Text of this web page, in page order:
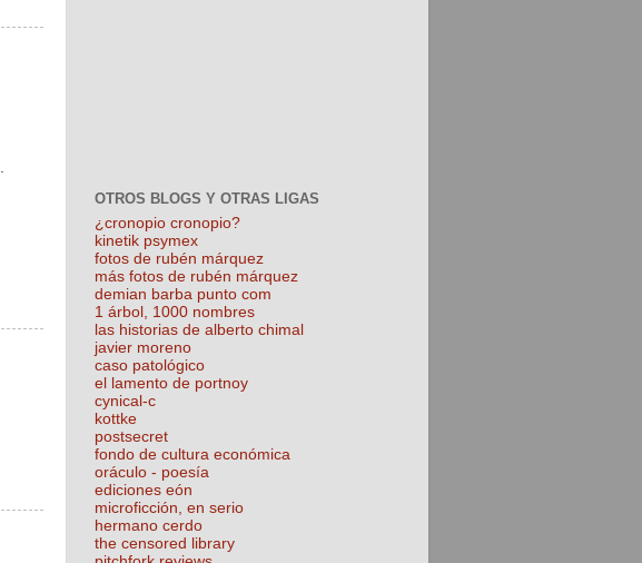
OTROS BLOGS Y OTRAS LIGAS
¿cronopio cronopio?
kinetik psymex
fotos de rubén márquez
más fotos de rubén márquez
demian barba punto com
1 árbol, 1000 nombres
las historias de alberto chimal
javier moreno
caso patológico
el lamento de portnoy
cynical-c
kottke
postsecret
fondo de cultura económica
oráculo - poesía
ediciones eón
microficción, en serio
hermano cerdo
the censored library